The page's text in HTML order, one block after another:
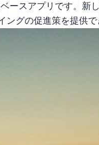
ースアプリです。新
グの促進策を提供で